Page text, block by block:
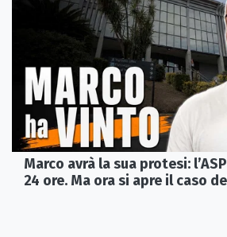
Marco avrà la sua protesi:
24 ore. Ma ora si apre il caso